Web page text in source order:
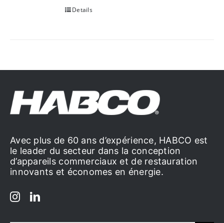
Details
Avec plus de 60 ans d’expérience, HABCO est
le leader du secteur dans la conception
d’appareils commerciaux et de restauration
innovants et économes en énergie.